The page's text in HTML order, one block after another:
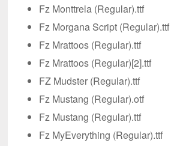
Fz Monttrela (Regular).ttf
Fz Morgana Script (Regular).ttf
Fz Mrattoos (Regular).ttf
Fz Mrattoos (Regular)[2].ttf
FZ Mudster (Regular).ttf
Fz Mustang (Regular).otf
Fz Mustang (Regular).ttf
Fz MyEverything (Regular).ttf